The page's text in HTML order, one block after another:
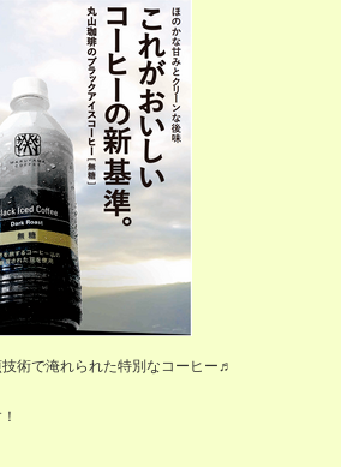
術で淹れられた特別なコーヒー♬